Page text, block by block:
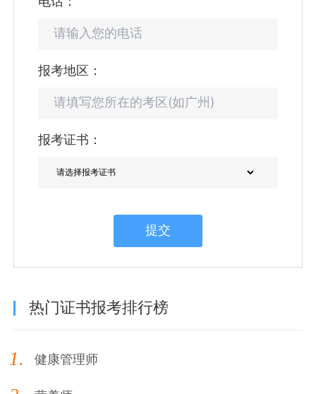
报考地区：
报考证书：
提交
热门证书报考排行榜
1. 健康管理师